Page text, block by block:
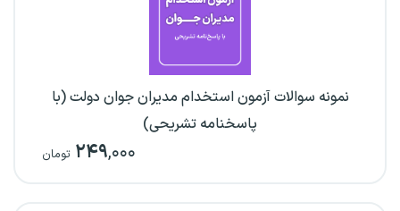
نمونه سوالات آزمون استخدام مدیران جوان دولت (با
پاسخنامه تشریحی)
۲۴۹,۰۰۰ تومان